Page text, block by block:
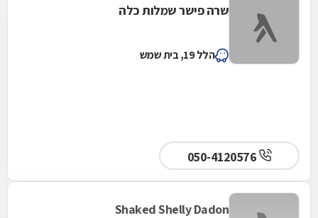
שרה פישר שמלות כלה
הלל 19, בית שמש
Shaked Shelly Dadon